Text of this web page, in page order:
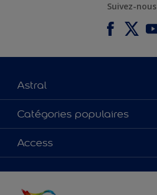
Suivez-nous
Astral
À propos de nous
Contactez-nous
Plan du site
Catégories populaires
Couleurs
Produits
Inspiration
Conseil déco
Access